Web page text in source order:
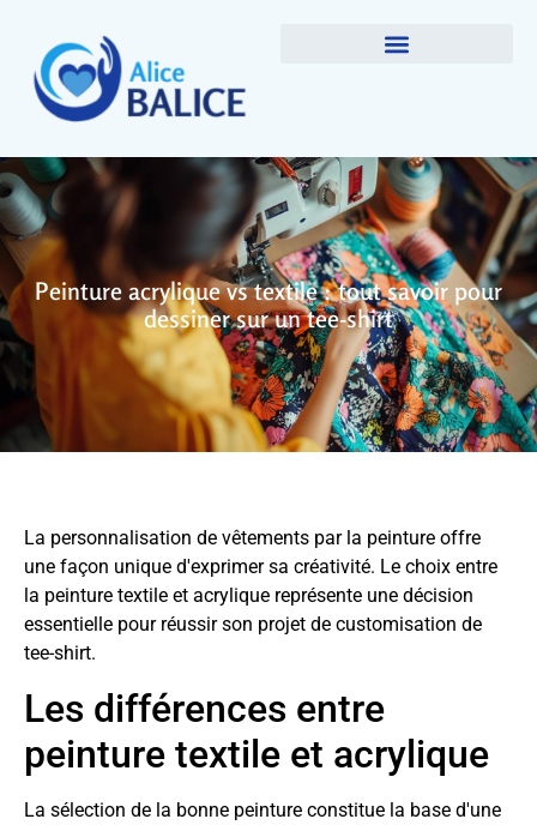
Peinture acrylique vs textile : tout savoir pour
dessiner sur un tee-shirt
La personnalisation de vêtements par la peinture offre
une façon unique d'exprimer sa créativité. Le choix entre
la peinture textile et acrylique représente une décision
essentielle pour réussir son projet de customisation de
tee-shirt.
Les différences entre
peinture textile et acrylique
La sélection de la bonne peinture constitue la base d'une